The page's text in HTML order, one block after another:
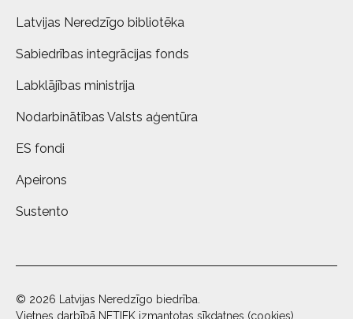
Latvijas Neredzīgo bibliotēka
Sabiedrības integrācijas fonds
Labklājības ministrija
Nodarbinātības Valsts aģentūra
ES fondi
Apeirons
Sustento
© 2026 Latvijas Neredzīgo biedrība.
Vietnes darbībā NETIEK izmantotas sīkdatnes (cookies)